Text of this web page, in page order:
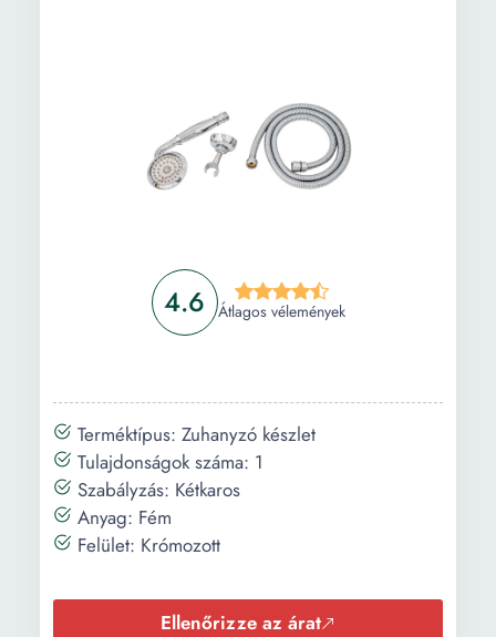
4.6 Átlagos vélemények
Terméktípus: Zuhanyzó készlet
Tulajdonságok száma: 1
Szabályzás: Kétkaros
Anyag: Fém
Felület: Krómozott
Ellenőrizze az árat